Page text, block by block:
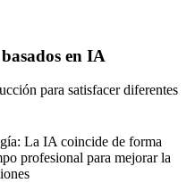
en IA
para satisfacer diferentes
La IA coincide de forma
profesional para mejorar la